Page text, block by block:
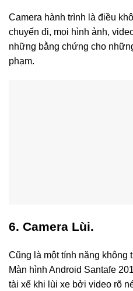
Camera hành trình là điều
chuyến đi, mọi hình ảnh,
những bằng chứng cho
phạm.
6. Camera Lùi.
Cũng là một tính năng không
Màn hình Android Santafe
tài xế khi lùi xe bởi video rõ